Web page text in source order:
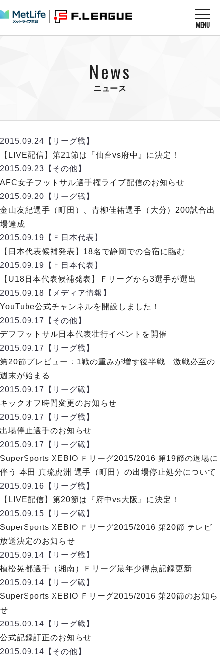
MENU
U-23選抜
クラブ
チケット
メディア情報
フットサル日本代表
その他
MATCHES
順位表
戦績表
警告・退場・出場停止選手
個人ランキング｜ゴール
個人ランキング｜シュート
個人ランキング｜シュート成功率
個人ランキング｜第2PK
メットライフ生命Ｆ２リーグ
試合日程
順位表
戦績表
警告・退場・出場停止選手
個人ランキング｜ゴール
個人ランキング｜シュート
個人ランキング｜シュート成功率
個人ランキング｜第2PK
メットライフ生命Ｆリーグカップ 2026
試合日程・結果
大会概要
アリーナ情報
チケット情報
過去の記録
メットライフ生命Ｆ１リーグ
エスポラーダ北海道
バルドラール浦安
フウガドールすみだ
しながわシティ
ペスカドーラ町田
湘南ベルマーレ
ボアルース長野
名古屋オーシャンズ
シュライカー大阪
ボルクバレット北九州
バサジィ大分
メットライフ生命Ｆ２リーグ
ヴォスクオーレ仙台
マルバ水戸FC
リガーレヴィア葛飾
Y．S．C．C．横浜
ヴィンセドール白山
アグレミーナ浜松
デウソン神戸
ポルセイド浜田
ミラクルスマイル新居浜
チケットを買う
アリーナ情報 ARENA
リーグ概要
リーグ概要
日本フットサルリーグについて
大会概要
リーグ要項
クラブライセンス関連
アリーナ観戦マナー&ルール
過去の記録 ARCHIVE
過去の試合記録
ディビジョン1 試合記録
ディビジョン2 試合記録
Ｆリーグカップ 試合記録
リーグ統計データ
記念ゴール
ハットトリック
担当審判員
選手の通算記録（Ｆ１）
エスポラーダ北海道
バルドラール浦安
フウガドールすみだ
しながわシティ
立川アスレティックFC
ペスカドーラ町田
湘南ベルマーレ
ボアルース長野
名古屋オーシャンズ
シュライカー大阪
ボルクバレット北九州
選手の通算記録（Ｆ２）
プロジェクト PROJECT
ABeam AWARD
DIVISION01
DIVISION 02
FOLLOW US!
News
ニュース
2015.09.24 【リーグ戦】
【LIVE配信】第21節は『仙台vs府中』に決定！
2015.09.23 【その他】
AFC女子フットサル選手権ライブ配信のお知らせ
2015.09.20 【リーグ戦】
金山友紀選手（町田）、青柳佳祐選手（大分）200試合出
場達成
2015.09.19 【Ｆ日本代表】
【日本代表候補発表】18名で静岡での合宿に臨む
2015.09.19 【Ｆ日本代表】
【U18日本代表候補発表】Ｆリーグから3選手が選出
2015.09.18 【メディア情報】
YouTube公式チャンネルを開設しました！
2015.09.17
【その他】
デフフットサル日本代表壮行イベントを開催
2015.09.17
【リーグ戦】
第20節プレビュー：1戦の重みが増す後半戦 激戦必至の
週末が始まる
2015.09.17
【リーグ戦】
キックオフ時間変更のお知らせ
2015.09.17
【リーグ戦】
出場停止選手のお知らせ
2015.09.17
【リーグ戦】
SuperSports XEBIO Ｆリーグ2015/2016 第19節の退場に
伴う 本田 真琉虎洲 選手（町田）の出場停止処分について
2015.09.16 【リーグ戦】
【LIVE配信】第20節は『府中vs大阪』に決定！
2015.09.15 【リーグ戦】
SuperSports XEBIO Ｆリーグ2015/2016 第20節 テレビ
放送決定のお知らせ
2015.09.14 【リーグ戦】
植松晃都選手（湘南）Ｆリーグ最年少得点記録更新
2015.09.14 【リーグ戦】
SuperSports XEBIO Ｆリーグ2015/2016 第20節のお知ら
せ
2015.09.14 【リーグ戦】
公式記録訂正のお知らせ
2015.09.14 【その他】